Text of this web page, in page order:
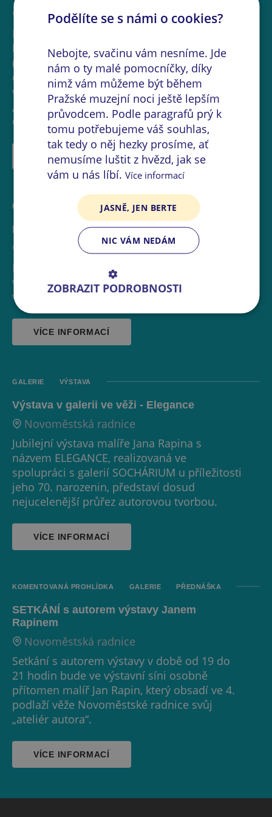
Novoměstská radnice
Expozice představí výběr z tvorby posledních
let nečekaně zesnulého malíře a sochaře
(1945-2025). Pro jeho tvorbu je
charakteristický střet spontánního a
výbušného malířského gesta s jeho
„překrýváním“ či usměrňováním liniemi a
dalšími geometrickými tvary.
VÍCE INFORMACÍ
PROHLÍDKA
Prohlídka věže
Novoměstská radnice
Novoměstské radnice s překrásným
výhledem na noční Prahu z jejího ochozu
výstup po 221 schodech.
VÍCE INFORMACÍ
GALERIE VÝSTAVA
Výstava v galerii ve věži - Elegance
Novoměstská radnice
Jubilejní výstava malíře Jana Rapina s
názvem ELEGANCE, realizovaná ve
spolupráci s galerií SOCHÁRIUM u příležitosti
jeho 70. narozenin, představí dosud
nejucelenější průřez autorovou tvorbou.
VÍCE INFORMACÍ
KOMENTOVANÁ PROHLÍDKA GALERIE PŘEDNÁŠKA
SETKÁNÍ s autorem výstavy Janem
Rapinem
Novoměstská radnice
Setkání s autorem výstavy v době od 19 do
21 hodin bude ve výstavní síni osobně
přítomen malíř Jan Rapin, který obsadí ve 4.
podlaží věže Novoměstské radnice svůj
„ateliér autora“.
VÍCE INFORMACÍ
Podělíte se s námi o cookies?
Nebojte, svačinu vám nesníme. Jde
nám o ty malé pomocníčky, díky
nimž vám můžeme být během
Pražské muzejní noci ještě lepším
průvodcem. Podle paragrafů prý k
tomu potřebujeme váš souhlas,
tak tedy o něj hezky prosíme, ať
nemusíme luštit z hvězd, jak se
vám u nás líbí. Více informací
JASNĚ, JEN BERTE
NIC VÁM NEDÁM
ZOBRAZIT PODROBNOSTI